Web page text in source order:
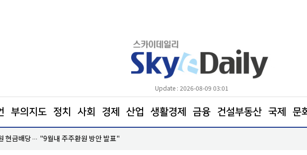
Update : 2026-08-09 03:01
부의지도 정치 사회 경제 산업 생활경제 금융 건설부동산 국제 문
현금배당… "9월내 주주환원 방안 발표"